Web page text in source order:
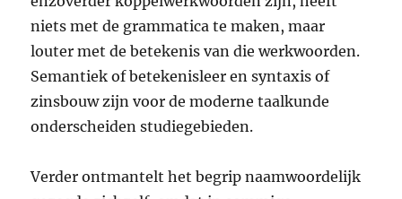
niets met de grammatica te maken, maar
louter met de betekenis van die werkwoorden.
Semantiek of betekenisleer en syntaxis of
zinsbouw zijn voor de moderne taalkunde
onderscheiden studiegebieden.
Verder ontmantelt het begrip naamwoordelijk